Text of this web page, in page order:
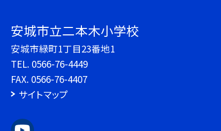
安城市立二本木小学校
安城市緑町1丁目23番地1
TEL. 0566-76-4449
FAX. 0566-76-4407
サイトマップ